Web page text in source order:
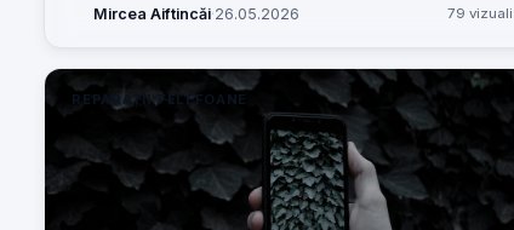
Mircea Aiftincăi·26.05.2026 79
REPARAȚII TELEFOANE